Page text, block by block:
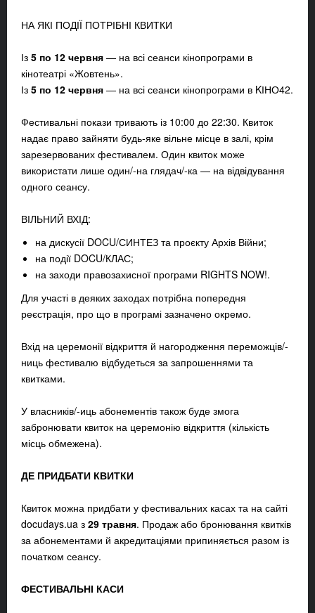
НА ЯКІ ПОДІЇ ПОТРІБНІ КВИТКИ
Із 5 по 12 червня — на всі сеанси кінопрограми в
кінотеатрі «Жовтень».
Із 5 по 12 червня — на всі сеанси кінопрограми в KІНО42.
Фестивальні покази тривають із 10:00 до 22:30. Квиток
надає право зайняти будь-яке вільне місце в залі, крім
зарезервованих фестивалем. Один квиток може
використати лише один/-на глядач/-ка — на відвідування
одного сеансу.
ВІЛЬНИЙ ВХІД:
на дискусії DOCU/СИНТЕЗ та проєкту Архів Війни;
на події DOCU/КЛАС;
на заходи правозахисної програми RIGHTS NOW!.
Для участі в деяких заходах потрібна попередня
реєстрація, про що в програмі зазначено окремо.
Вхід на церемонії відкриття й нагородження переможців/-
ниць фестивалю відбудеться за запрошеннями та
квитками.
У власників/-иць абонементів також буде змога
забронювати квиток на церемонію відкриття (кількість
місць обмежена).
ДЕ ПРИДБАТИ КВИТКИ
Квиток можна придбати у фестивальних касах та на сайті
docudays.ua з 29 травня. Продаж або бронювання квитків
за абонементами й акредитаціями припиняється разом із
початком сеансу.
ФЕСТИВАЛЬНІ КАСИ